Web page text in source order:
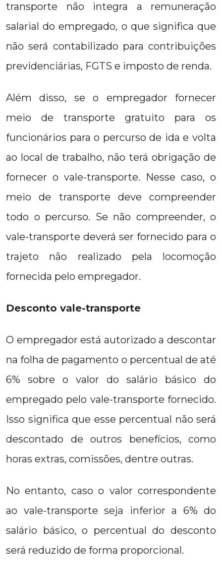
transporte não integra a remuneração
salarial do empregado, o que significa que
não será contabilizado para contribuições
previdenciárias, FGTS e imposto de renda.
Além disso, se o empregador fornecer
meio de transporte gratuito para os
funcionários para o percurso de ida e volta
ao local de trabalho, não terá obrigação de
fornecer o vale-transporte. Nesse caso, o
meio de transporte deve compreender
todo o percurso. Se não compreender, o
vale-transporte deverá ser fornecido para o
trajeto não realizado pela locomoção
fornecida pelo empregador.
Desconto vale-transporte
O empregador está autorizado a descontar
na folha de pagamento o percentual de até
6% sobre o valor do salário básico do
empregado pelo vale-transporte fornecido.
Isso significa que esse percentual não será
descontado de outros benefícios, como
horas extras, comissões, dentre outras.
No entanto, caso o valor correspondente
ao vale-transporte seja inferior a 6% do
salário básico, o percentual do desconto
será reduzido de forma proporcional.